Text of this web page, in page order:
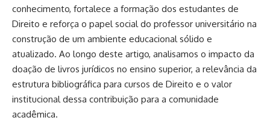
conhecimento, fortalece a formação dos estudantes de
Direito e reforça o papel social do professor universitário na
construção de um ambiente educacional sólido e
atualizado. Ao longo deste artigo, analisamos o impacto da
doação de livros jurídicos no ensino superior, a relevância da
estrutura bibliográfica para cursos de Direito e o valor
institucional dessa contribuição para a comunidade
acadêmica.